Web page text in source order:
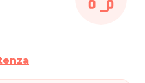
o sulle modalità di